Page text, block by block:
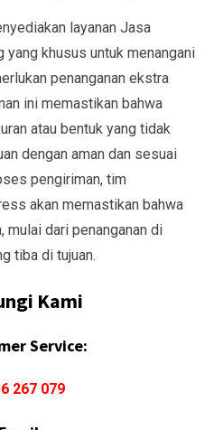
layanan Jasa
yang khusus untuk menangani
penanganan ekstra
ini memastikan bahwa
atau bentuk yang tidak
dengan aman dan sesuai
pengiriman, tim
akan memastikan bahwa
dari penanganan di
tiba di tujuan.
Kami
Service:
267 079